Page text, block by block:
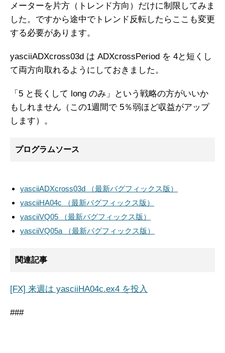
メーターを片方（トレンド方向）だけに制限してみま
した。ですから途中でトレンド反転したらここも変更
する必要があります。
yasciiADXcross03d は ADXcrossPeriod を 4と短くし
て両方向取れるようにしておきました。
「5 と長くして long のみ」という戦略の方がいいか
もしれません（この1週間で 5％弱ほど収益がアップ
します）。
プログラムソース
yasciiADXcross03d （最新バグフィックス版）
yasciiHA04c （最新バグフィックス版）
yasciiVQ05 （最新バグフィックス版）
yasciiVQ05a （最新バグフィックス版）
関連記事
[FX] 来週は yasciiHA04c.ex4 を投入
###